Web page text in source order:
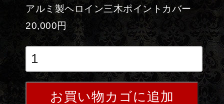
アルミ製ヘロイン三木ポイントカバー
20,000円
お買い物カゴに追加